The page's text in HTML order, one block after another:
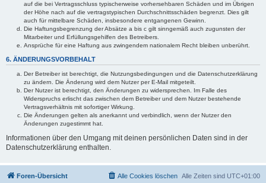
auf die bei Vertragsschluss typischerweise vorhersehbaren Schäden und im Übrigen
der Höhe nach auf die vertragstypischen Durchschnittsschäden begrenzt. Dies gilt
auch für mittelbare Schäden, insbesondere entgangenen Gewinn.
Die Haftungsbegrenzung der Absätze a bis c gilt sinngemäß auch zugunsten der
Mitarbeiter und Erfüllungsgehilfen des Betreibers.
Ansprüche für eine Haftung aus zwingendem nationalem Recht bleiben unberührt.
6. ÄNDERUNGSVORBEHALT
Der Betreiber ist berechtigt, die Nutzungsbedingungen und die Datenschutzerklärung
zu ändern. Die Änderung wird dem Nutzer per E-Mail mitgeteilt.
Der Nutzer ist berechtigt, den Änderungen zu widersprechen. Im Falle des
Widerspruchs erlischt das zwischen dem Betreiber und dem Nutzer bestehende
Vertragsverhältnis mit sofortiger Wirkung.
Die Änderungen gelten als anerkannt und verbindlich, wenn der Nutzer den
Änderungen zugestimmt hat.
Informationen über den Umgang mit deinen persönlichen Daten sind in der
Datenschutzerklärung enthalten.
Foren-Übersicht Alle Zeiten sind UTC+01:00
Alle Cookies löschen